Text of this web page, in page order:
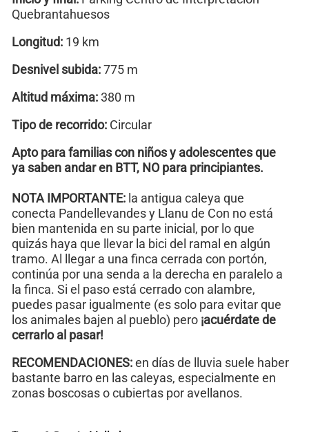
Quebrantahuesos
Longitud: 19 km
Desnivel subida:775 m
Altitud máxima:380 m
Tipo de recorrido: Circular
Apto para familias con niños y adolescentes que
ya saben andar en BTT, NO para principiantes.
NOTA IMPORTANTE: la antigua caleya que
conecta Pandellevandes y Llanu de Con no está
bien mantenida en su parte inicial, por lo que
quizás haya que llevar la bici del ramal en algún
tramo. Al llegar a una finca cerrada con portón,
continúa por una senda a la derecha en paralelo a
la finca. Si el paso está cerrado con alambre,
puedes pasar igualmente (es solo para evitar que
los animales bajen al pueblo) pero ¡acuérdate de
cerrarlo al pasar!
RECOMENDACIONES:en días de lluvia suele haber
bastante barro en las caleyas, especialmente en
zonas boscosas o cubiertas por avellanos.